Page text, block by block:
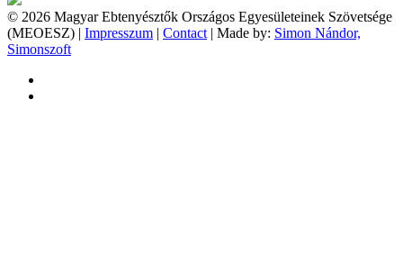
© 2026 Magyar Ebtenyésztők Országos Egyesületeinek Szövetsége
(MEOESZ) | Impresszum | Contact | Made by: Simon Nándor,
Simonszoft